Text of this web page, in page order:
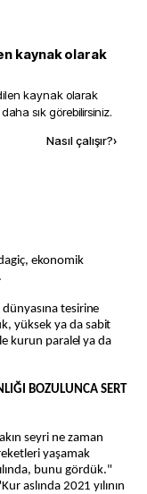
kaynak olarak
kaynak olarak
sık görebilirsiniz.
Nasıl çalışır?›
ekonomik
tesirine
yüksek ya da sabit
kurun paralel ya da
BOZULUNCA SERT
seyri ne zaman
yaşamak
bunu gördük."
aslında 2021 yılının